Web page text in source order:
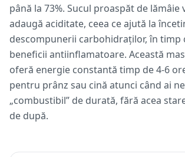
până la 73%. Sucul proaspăt de lămâie
adaugă aciditate, ceea ce ajută la
descompunerii carbohidraților, în timp
beneficii antiinflamatoare. Această
oferă energie constantă timp de 4-6
pentru prânz sau cină atunci când ai
„combustibil” de durată, fără acea
de după.